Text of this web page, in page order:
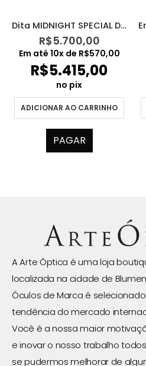
Dita MIDNIGHT SPECIAL DRX2010M
R$5.700,00
Em até 10x de R$570,00
R$5.415,00
no pix
ADICIONAR AO CARRINHO
PAGAR
A Arte Óptica é uma loja
localizada na cidade de
Óculos de Marca é
tendência do mercado
Você é a nossa maior
e inovar o nosso trabalho
se pudermos melhorar de